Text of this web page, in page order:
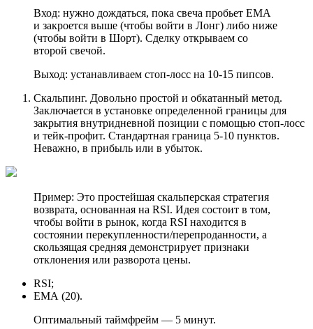
Вход: нужно дождаться, пока свеча пробьет ЕМА
и закроется выше (чтобы войти в Лонг) либо ниже
(чтобы войти в Шорт). Сделку открываем со
второй свечой.
Выход: устанавливаем стоп-лосс на 10-15 пипсов.
Скальпинг. Довольно простой и обкатанный метод.
Заключается в установке определенной границы для
закрытия внутридневной позиции с помощью стоп-лосс
и тейк-профит. Стандартная граница 5-10 пунктов.
Неважно, в прибыль или в убыток.
Пример: Это простейшая скальперская стратегия
возврата, основанная на RSI. Идея состоит в том,
чтобы войти в рынок, когда RSI находится в
состоянии перекупленности/перепроданности, а
скользящая средняя демонстрирует признаки
отклонения или разворота цены.
RSI;
ЕМА (20).
Оптимальный таймфрейм — 5 минут.